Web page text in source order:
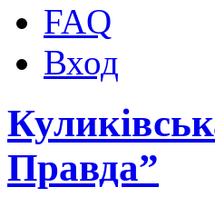
FAQ
Вход
Правда”